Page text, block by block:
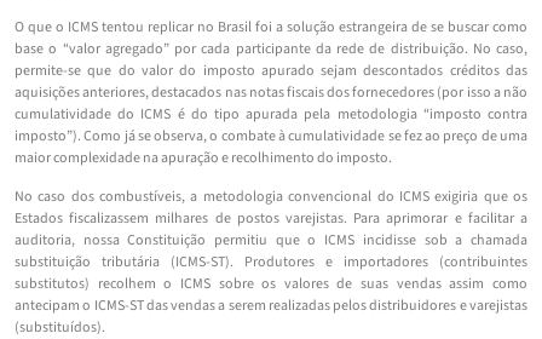
O que o ICMS tentou replicar no Brasil foi a solução estrangeira de se buscar como
base o “valor agregado” por cada participante da rede de distribuição. No caso,
permite-se que do valor do imposto apurado sejam descontados créditos das
aquisições anteriores, destacados nas notas fiscais dos fornecedores (por isso a não
cumulatividade do ICMS é do tipo apurada pela metodologia “imposto contra
imposto”). Como já se observa, o combate à cumulatividade se fez ao preço de uma
maior complexidade na apuração e recolhimento do imposto.
No caso dos combustíveis, a metodologia convencional do ICMS exigiria que os
Estados fiscalizassem milhares de postos varejistas. Para aprimorar e facilitar a
auditoria, nossa Constituição permitiu que o ICMS incidisse sob a chamada
substituição tributária (ICMS-ST). Produtores e importadores (contribuintes
substitutos) recolhem o ICMS sobre os valores de suas vendas assim como
antecipam o ICMS-ST das vendas a serem realizadas pelos distribuidores e varejistas
(substituídos).